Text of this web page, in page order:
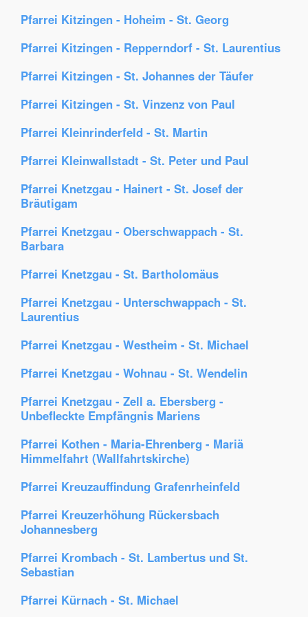
Pfarrei Kitzingen - Hoheim - St. Georg
Pfarrei Kitzingen - Repperndorf - St. Laurentius
Pfarrei Kitzingen - St. Johannes der Täufer
Pfarrei Kitzingen - St. Vinzenz von Paul
Pfarrei Kleinrinderfeld - St. Martin
Pfarrei Kleinwallstadt - St. Peter und Paul
Pfarrei Knetzgau - Hainert - St. Josef der
Bräutigam
Pfarrei Knetzgau - Oberschwappach - St.
Barbara
Pfarrei Knetzgau - St. Bartholomäus
Pfarrei Knetzgau - Unterschwappach - St.
Laurentius
Pfarrei Knetzgau - Westheim - St. Michael
Pfarrei Knetzgau - Wohnau - St. Wendelin
Pfarrei Knetzgau - Zell a. Ebersberg -
Unbefleckte Empfängnis Mariens
Pfarrei Kothen - Maria-Ehrenberg - Mariä
Himmelfahrt (Wallfahrtskirche)
Pfarrei Kreuzauffindung Grafenrheinfeld
Pfarrei Kreuzerhöhung Rückersbach
Johannesberg
Pfarrei Krombach - St. Lambertus und St.
Sebastian
Pfarrei Kürnach - St. Michael